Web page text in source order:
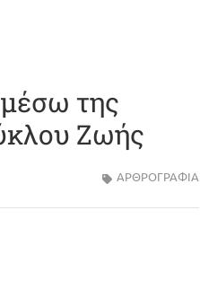
της
Ζωής
ΑΡΘΡΟΓΡΑΦΙΑ